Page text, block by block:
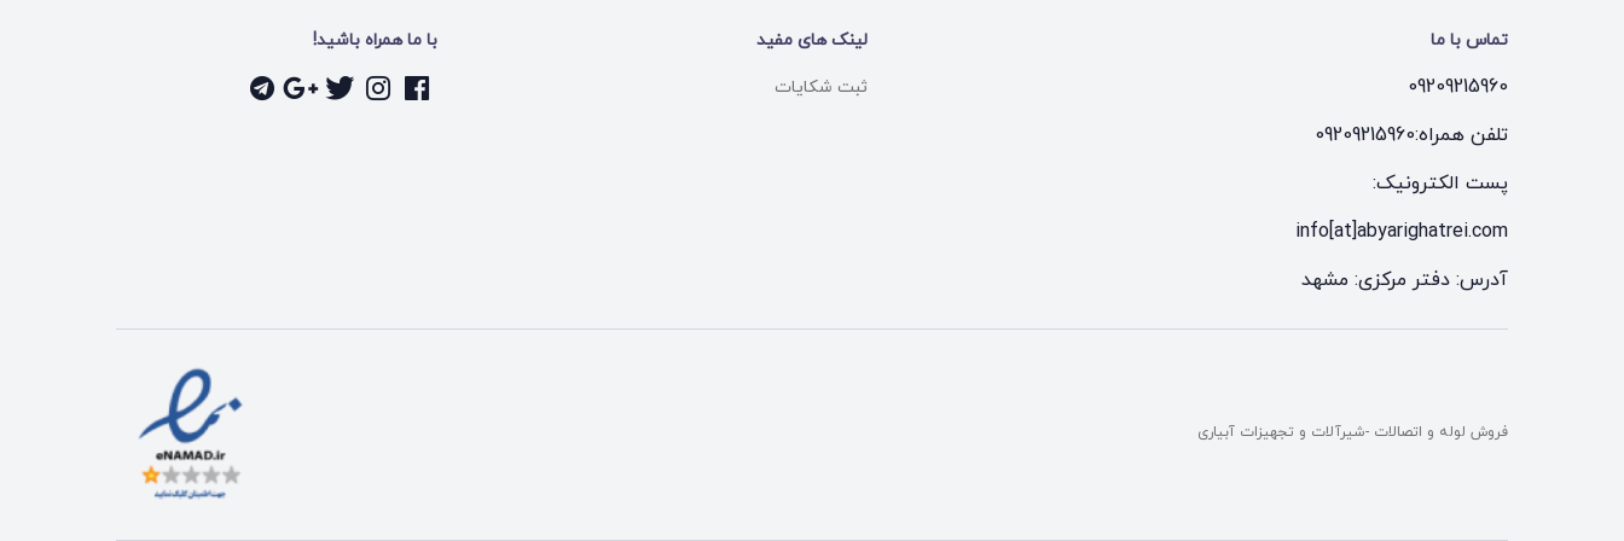
تماس با ما
09209215960
تلفن همراه:09209215960
پست الکترونیک:
info[at]abyarighatrei.com
آدرس: دفتر مرکزی: مشهد
لینک های مفید
ثبت شکایات
با ما همراه باشید!
فروش لوله و اتصالات -شیرآلات و تجهیزات آبیاری